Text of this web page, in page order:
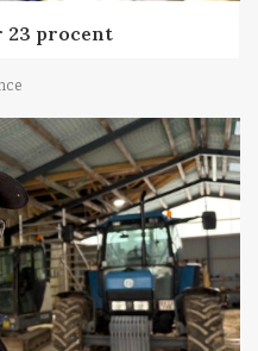
23 procent